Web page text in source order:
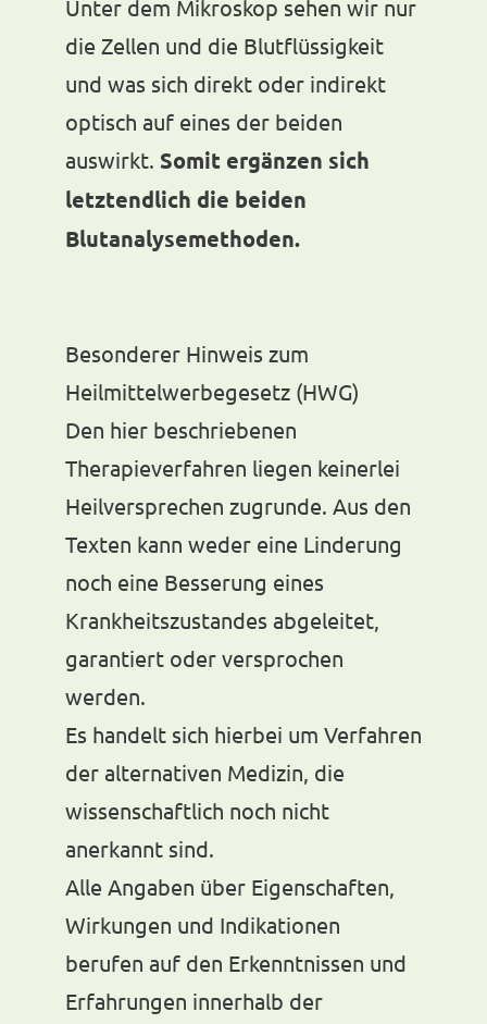
Unter dem Mikroskop sehen wir nur
die Zellen und die Blutflüssigkeit
und was sich direkt oder indirekt
optisch auf eines der beiden
auswirkt. Somit ergänzen sich
letztendlich die beiden
Blutanalysemethoden.
Besonderer Hinweis zum
Heilmittelwerbegesetz (HWG)
Den hier beschriebenen
Therapieverfahren liegen keinerlei
Heilversprechen zugrunde. Aus den
Texten kann weder eine Linderung
noch eine Besserung eines
Krankheitszustandes abgeleitet,
garantiert oder versprochen
werden.
Es handelt sich hierbei um Verfahren
der alternativen Medizin, die
wissenschaftlich noch nicht
anerkannt sind.
Alle Angaben über Eigenschaften,
Wirkungen und Indikationen
berufen auf den Erkenntnissen und
Erfahrungen innerhalb der